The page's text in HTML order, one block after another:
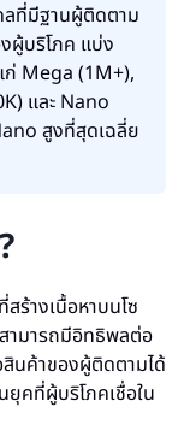
ที่มีฐานผู้ติดตาม
ผู้บริโภค แบ่ง
ก่ Mega (1M+),
และ Nano
สูงที่สุดเฉลี่ย
ร้างเนื้อหาบนโซ
ามารถมีอิทธิพลต่อ
นค้าของผู้ติดตามได้
คที่ผู้บริโภคเชื่อใน